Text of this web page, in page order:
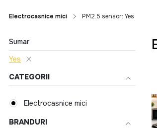
Electrocasnice mici PM2.5 sensor: Yes
Sumar
Yes
CATEGORII
Electrocasnice mici
BRANDURI